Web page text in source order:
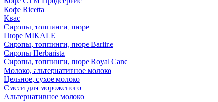
Кофе Ricetta
Квас
Сиропы, топпинги, пюре
Пюре MIKALE
Сиропы, топпинги, пюре Barline
Сиропы Herbarista
Сиропы, топпинги, пюре Royal Cane
Молоко, альтернативное молоко
Цельное, сухое молоко
Смеси для мороженого
Альтернативное молоко